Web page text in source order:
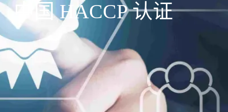
中国 HACCP 认证